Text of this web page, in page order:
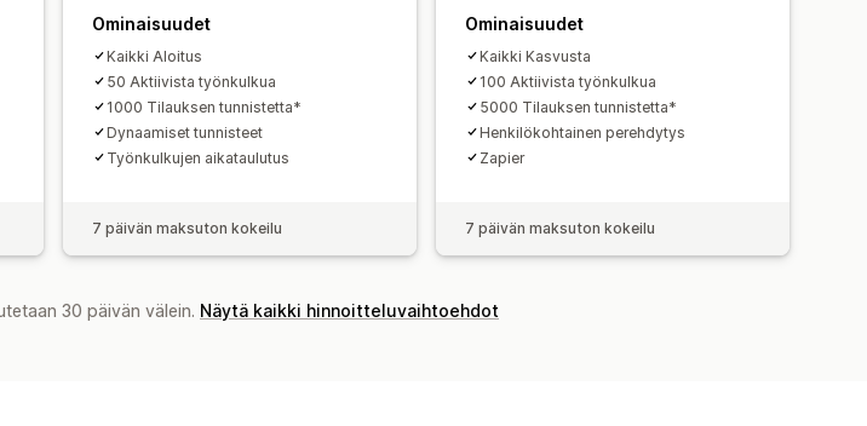
Ominaisuudet
Kaikki Aloitus
50 Aktiivista työnkulkua
1000 Tilauksen tunnistetta*
Dynaamiset tunnisteet
Työnkulkujen aikataulutus
7 päivän maksuton kokeilu
Ominaisuudet
Kaikki Kasvusta
100 Aktiivista työnkulkua
5000 Tilauksen tunnistetta*
Henkilökohtainen perehdytys
Zapier
7 päivän maksuton kokeilu
30 päivän välein. Näytä kaikki hinnoitteluvaihtoehdot